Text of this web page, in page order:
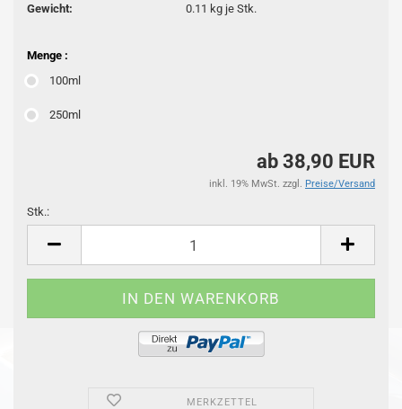
Gewicht:
0.11 kg je Stk.
Menge :
100ml
250ml
ab 38,90 EUR
inkl. 19% MwSt. zzgl. Preise/Versand
Stk.:
MERKZETTEL